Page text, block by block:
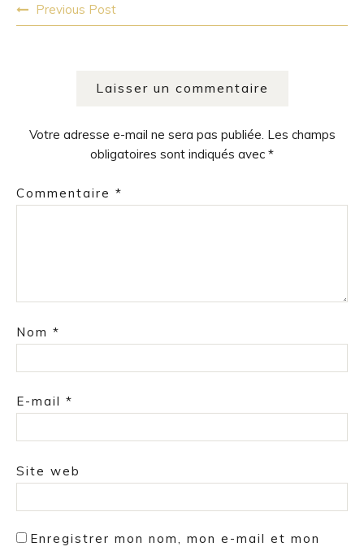
navigation
Previous Post
Laisser un commentaire
Votre adresse e-mail ne sera pas publiée. Les champs
obligatoires sont indiqués avec *
Commentaire *
Nom *
E-mail *
Site web
Enregistrer mon nom, mon e-mail et mon